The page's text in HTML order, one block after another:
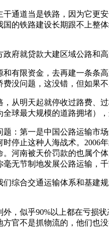
通道当是铁路，因为它更
的铁路建设长期跟不上整
府就贷款大建区域公路和高
有限资金，去再建一条条
没问题，这没错，但如果不
从明天起就停收过路费、
球最大规模的道路拥堵）
：第一是中国公路运输市
停止这种人海战术。2006
河南被天价罚款的也属个
无节制地发展公路运输，
综合交通运输体系和基建
外，似乎90%以上都在亏损
官不是抓物流的，他们也